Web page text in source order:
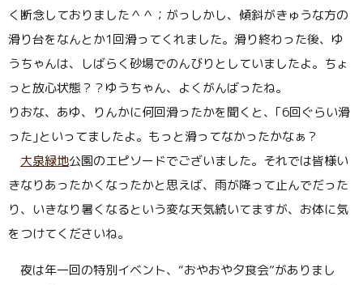
く断念しておりました＾＾；がっしかし、傾斜がきゅうな方の
滑り台をなんとか1回滑ってくれました。滑り終わった後、ゆ
うちゃんは、しばらく砂場でのんびりとしていましたよ。ちょ
っと放心状態？？ゆうちゃん、よくがんばったね。
りおな、あゆ、りんかに何回滑ったかを聞くと、｢6回ぐらい滑
った｣といってましたよ。もっと滑ってなかったかなぁ？
大泉緑地公園のエピソードでございました。それでは皆様い
きなりあったかくなったかと思えば、雨が降って止んでだった
り、いきなり暑くなるという変な天気続いてますが、お体に気
をつけてくださいね。
夜は年一回の特別イベント、“おやおや夕食会”がありまし